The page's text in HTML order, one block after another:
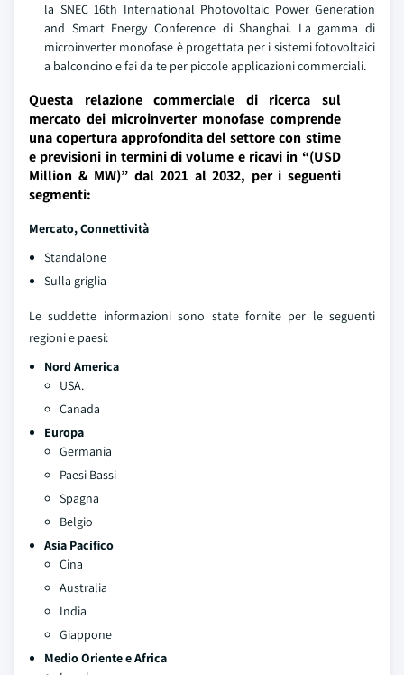
la SNEC 16th International Photovoltaic Power Generation
and Smart Energy Conference di Shanghai. La gamma di
microinverter monofase è progettata per i sistemi fotovoltaici
a balconcino e fai da te per piccole applicazioni commerciali.
Questa relazione commerciale di ricerca sul
mercato dei microinverter monofase comprende
una copertura approfondita del settore con stime
e previsioni in termini di volume e ricavi in “(USD
Million & MW)” dal 2021 al 2032, per i seguenti
segmenti:
Mercato, Connettività
Standalone
Sulla griglia
Le suddette informazioni sono state fornite per le seguenti
regioni e paesi:
Nord America
USA.
Canada
Europa
Germania
Paesi Bassi
Spagna
Belgio
Asia Pacifico
Cina
Australia
India
Giappone
Medio Oriente e Africa